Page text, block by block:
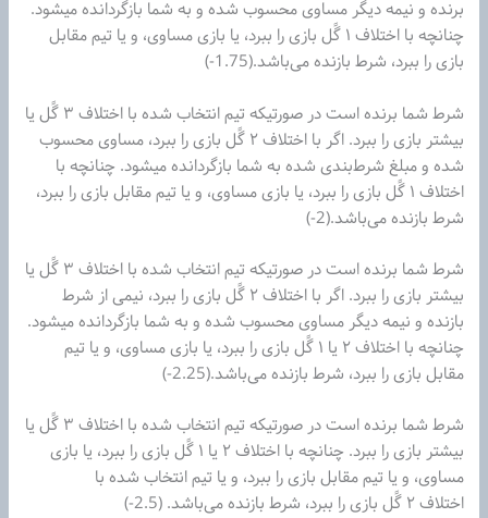
برنده و نیمه دیگر مساوی محسوب شده و به شما بازگردانده میشود.
چنانچه با اختلاف ۱ گًل بازی را ببرد، یا بازی مساوی، و یا تیم‌ مقابل
بازی را ببرد، شرط بازنده می‌باشد.(1.75-)
شرط شما برنده است در صورتیکه تیم‌ انتخاب شده با اختلاف ۳ گًل یا
بیشتر بازی را ببرد. اگر با اختلاف ۲ گًل بازی را ببرد، مساوی محسوب
شده و مبلغ شرط‌بندی شده به شما بازگردانده میشود. چنانچه با
اختلاف ۱ گًل بازی را ببرد، یا بازی مساوی، و یا تیم‌ مقابل بازی را ببرد،
شرط بازنده می‌باشد.(2-)
شرط شما برنده است در صورتیکه تیم‌ انتخاب شده با اختلاف ۳ گًل یا
بیشتر بازی را ببرد. اگر با اختلاف ۲ گًل بازی را ببرد، نیمی از شرط
بازنده و نیمه دیگر مساوی محسوب شده و به شما بازگردانده میشود.
چنانچه با اختلاف ۲ یا ۱ گًل بازی را ببرد، یا بازی مساوی، و یا تیم‌
مقابل بازی را ببرد، شرط بازنده می‌باشد.(2.25-)
شرط شما برنده است در صورتیکه تیم‌ انتخاب شده با اختلاف ۳ گًل یا
بیشتر بازی را ببرد. چنانچه با اختلاف ۲ یا ۱ گًل بازی را ببرد، یا بازی
مساوی، و یا تیم‌ مقابل بازی را ببرد، و یا تیم‌ انتخاب شده با
اختلاف ۲ گًل بازی را ببرد، شرط بازنده می‌باشد. (2.5-)